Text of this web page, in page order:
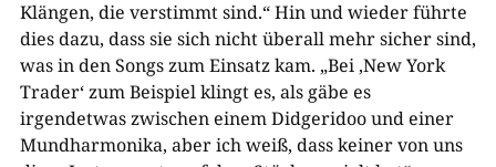
Klängen, die verstimmt sind.“ Hin und wieder führte
dies dazu, dass sie sich nicht überall mehr sicher sind,
was in den Songs zum Einsatz kam. „Bei ‚New York
Trader‘ zum Beispiel klingt es, als gäbe es
irgendetwas zwischen einem Didgeridoo und einer
Mundharmonika, aber ich weiß, dass keiner von uns